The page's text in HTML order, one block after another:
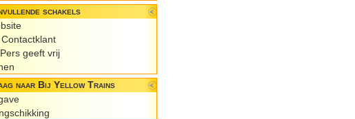
schakels
Contactklant
geeft vrij
naar Bij Yellow Trains